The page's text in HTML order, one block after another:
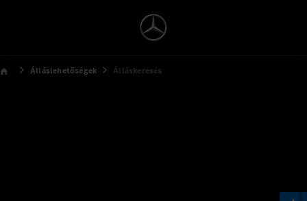
Álláslehetőségek Álláskeresés